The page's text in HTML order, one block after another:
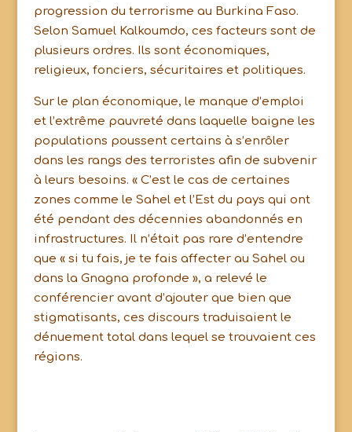
progression du terrorisme au Burkina Faso.
Selon Samuel Kalkoumdo, ces facteurs sont de
plusieurs ordres. Ils sont économiques,
religieux, fonciers, sécuritaires et politiques.
Sur le plan économique, le manque d’emploi
et l’extrême pauvreté dans laquelle baigne les
populations poussent certains à s’enrôler
dans les rangs des terroristes afin de subvenir
à leurs besoins. « C’est le cas de certaines
zones comme le Sahel et l’Est du pays qui ont
été pendant des décennies abandonnés en
infrastructures. Il n’était pas rare d’entendre
que « si tu fais, je te fais affecter au Sahel ou
dans la Gnagna profonde », a relevé le
conférencier avant d’ajouter que bien que
stigmatisants, ces discours traduisaient le
dénuement total dans lequel se trouvaient ces
régions.